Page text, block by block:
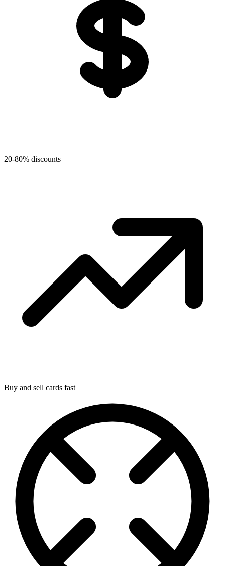
20-80% discounts
Buy and sell cards fast